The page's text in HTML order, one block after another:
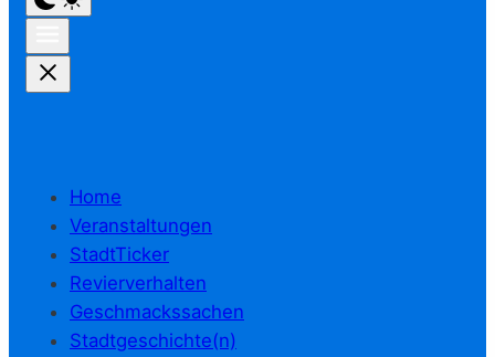
Home
Veranstaltungen
StadtTicker
Revierverhalten
Geschmackssachen
Stadtgeschichte(n)